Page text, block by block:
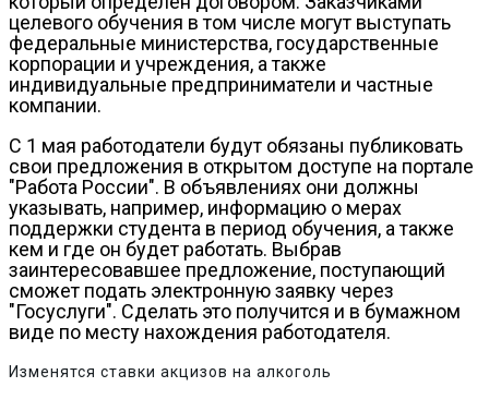
целевого обучения в том числе могут выступать
федеральные министерства, государственные
корпорации и учреждения, а также
индивидуальные предприниматели и частные
компании.
С 1 мая работодатели будут обязаны публиковать
свои предложения в открытом доступе на портале
"Работа России". В объявлениях они должны
указывать, например, информацию о мерах
поддержки студента в период обучения, а также
кем и где он будет работать. Выбрав
заинтересовавшее предложение, поступающий
сможет подать электронную заявку через
"Госуслуги". Сделать это получится и в бумажном
виде по месту нахождения работодателя.
Изменятся ставки акцизов на алкоголь